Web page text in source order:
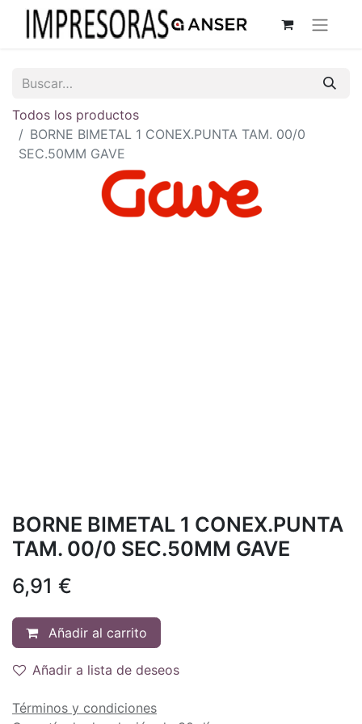
Todos los productos
BORNE BIMETAL 1 CONEX.PUNTA TAM. 00/0
SEC.50MM GAVE
BORNE BIMETAL 1 CONEX.PUNTA
TAM. 00/0 SEC.50MM GAVE
6,91 €
Añadir al carrito
Añadir a lista de deseos
Términos y condiciones